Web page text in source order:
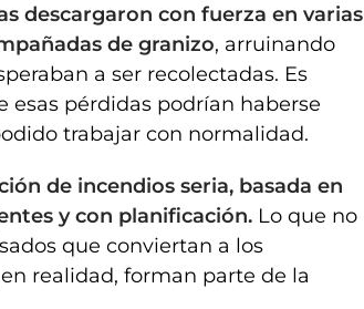
descargaron con fuerza en varias
de granizo, arruinando
a ser recolectadas. Es
pérdidas podrían haberse
trabajar con normalidad.
de incendios seria, basada en
y con planificación. Lo que no
que conviertan a los
realidad, forman parte de la